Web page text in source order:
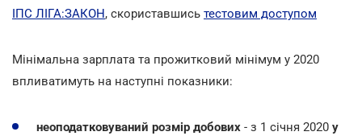
ІПС ЛІГА:ЗАКОН, скориставшись тестовим доступом
Мінімальна зарплата та прожитковий мінімум у 2020
впливатимуть на наступні показники:
неоподатковуваний розмір добових - з 1 січня 2020 у